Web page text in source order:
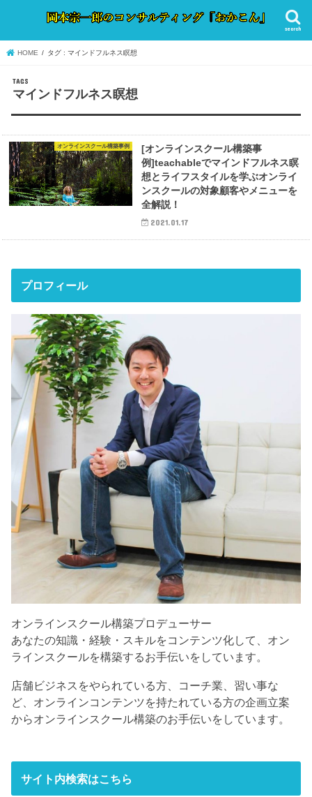
search
HOME タグ : マインドフルネス瞑想
マインドフルネス瞑想
オンラインスクール構築事例
[オンラインスクール構築事
例]teachableでマインドフルネス瞑
想とライフスタイルを学ぶオンライ
ンスクールの対象顧客やメニューを
全解説！
2021.01.17
プロフィール
オンラインスクール構築プロデューサー
あなたの知識・経験・スキルをコンテンツ化して、オン
ラインスクールを構築するお手伝いをしています。
店舗ビジネスをやられている方、コーチ業、習い事な
ど、オンラインコンテンツを持たれている方の企画立案
からオンラインスクール構築のお手伝いをしています。
サイト内検索はこちら